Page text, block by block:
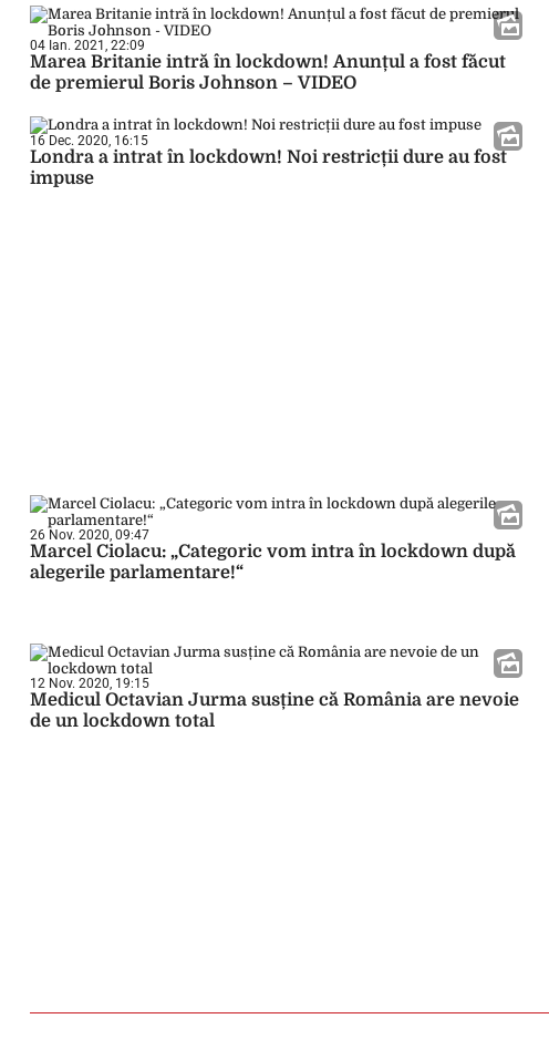
04 Ian. 2021, 22:09
Marea Britanie intră în lockdown! Anunțul a fost făcut
de premierul Boris Johnson – VIDEO
16 Dec. 2020, 16:15
Londra a intrat în lockdown! Noi restricții dure au fost
impuse
26 Nov. 2020, 09:47
Marcel Ciolacu: „Categoric vom intra în lockdown după
alegerile parlamentare!“
12 Nov. 2020, 19:15
Medicul Octavian Jurma susține că România are nevoie
de un lockdown total